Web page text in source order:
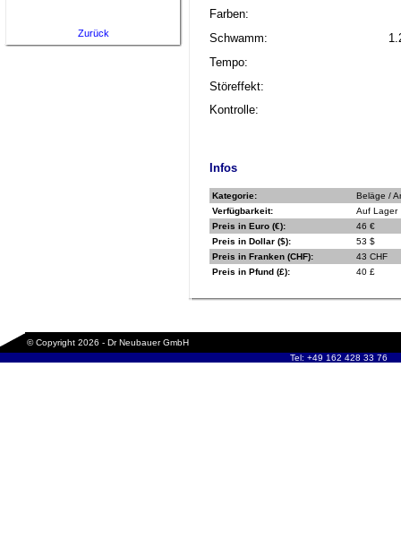
Zurück
Farben:
Schwamm:
Tempo:
Störeffekt:
Kontrolle:
Infos
Kategorie:
Beläge /
Verfügbarkeit:
Auf Lager
Preis in Euro (€):
46 €
Preis in Dollar ($):
53 $
Preis in Franken (CHF):
43 CHF
Preis in Pfund (£):
40 £
© Copyright 2026 - Dr Neubauer GmbH
Tel: +49 162 428 33 76